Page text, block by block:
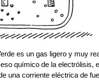
es un gas ligero y muy
químico de la electrólisis,
una corriente eléctrica de